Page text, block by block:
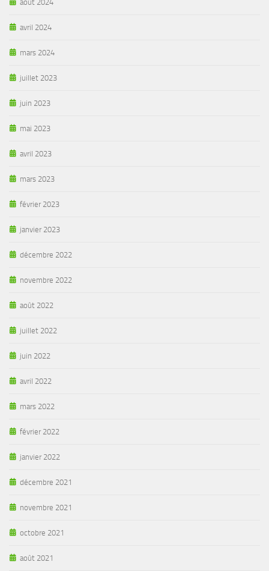
août 2024
avril 2024
mars 2024
juillet 2023
juin 2023
mai 2023
avril 2023
mars 2023
février 2023
janvier 2023
décembre 2022
novembre 2022
août 2022
juillet 2022
juin 2022
avril 2022
mars 2022
février 2022
janvier 2022
décembre 2021
novembre 2021
octobre 2021
août 2021